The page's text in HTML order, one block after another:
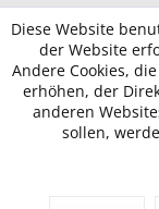
Diese Website
der Website
Andere Cookies,
erhöhen, der
anderen
sollen,